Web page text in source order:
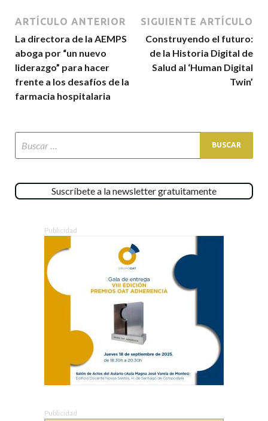
ARTÍCULO ANTERIOR
La directora de la AEMPS
aboga por “un nuevo
liderazgo” para hacer
frente a los desafíos de la
farmacia hospitalaria
SIGUIENTE ARTÍCULO
Construyendo el futuro:
de la Historia Digital de
Salud al ‘Human Digital
Twin’
Suscríbete a la newsletter gratuitamente
Publicidad
Publicidad